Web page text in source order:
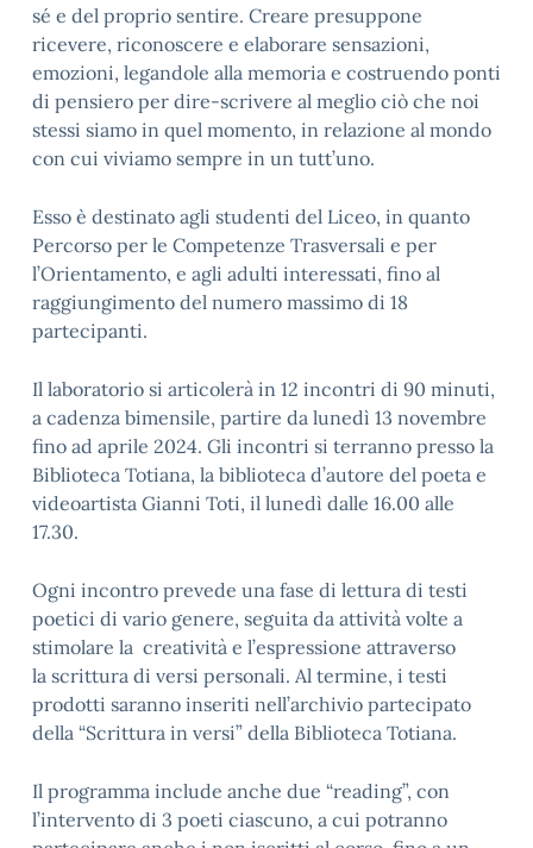
sé e del proprio sentire. Creare presuppone
ricevere, riconoscere e elaborare sensazioni,
emozioni, legandole alla memoria e costruendo ponti
di pensiero per dire-scrivere al meglio ciò che noi
stessi siamo in quel momento, in relazione al mondo
con cui viviamo sempre in un tutt’uno.
Esso è destinato agli studenti del Liceo, in quanto
Percorso per le Competenze Trasversali e per
l’Orientamento, e agli adulti interessati, fino al
raggiungimento del numero massimo di 18
partecipanti.
Il laboratorio si articolerà in 12 incontri di 90 minuti,
a cadenza bimensile, partire da lunedì 13 novembre
fino ad aprile 2024. Gli incontri si terranno presso la
Biblioteca Totiana, la biblioteca d’autore del poeta e
videoartista Gianni Toti, il lunedì dalle 16.00 alle
17.30.
Ogni incontro prevede una fase di lettura di testi
poetici di vario genere, seguita da attività volte a
stimolare la creatività e l’espressione attraverso
la scrittura di versi personali. Al termine, i testi
prodotti saranno inseriti nell’archivio partecipato
della “Scrittura in versi” della Biblioteca Totiana.
Il programma include anche due “reading”, con
l’intervento di 3 poeti ciascuno, a cui potranno